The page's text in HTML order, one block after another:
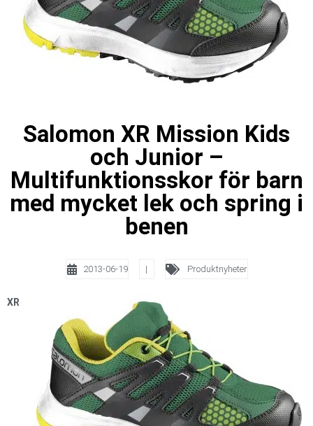
Salomon XR Mission Kids
och Junior –
Multifunktionsskor för barn
med mycket lek och spring i
benen
2013-06-19 | Produktnyheter
XR